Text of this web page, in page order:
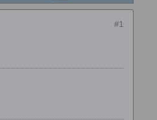
#1